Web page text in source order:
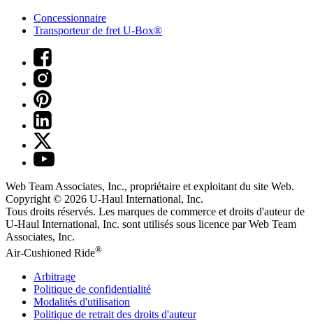
Concessionnaire
Transporteur de fret U-Box®
Web Team Associates, Inc., propriétaire et exploitant du site Web.
Copyright © 2026 U-Haul International, Inc.
Tous droits réservés. Les marques de commerce et droits d'auteur de
U-Haul International, Inc. sont utilisés sous licence par Web Team
Associates, Inc.
Air-Cushioned Ride®
Arbitrage
Politique de confidentialité
Modalités d'utilisation
Politique de retrait des droits d'auteur